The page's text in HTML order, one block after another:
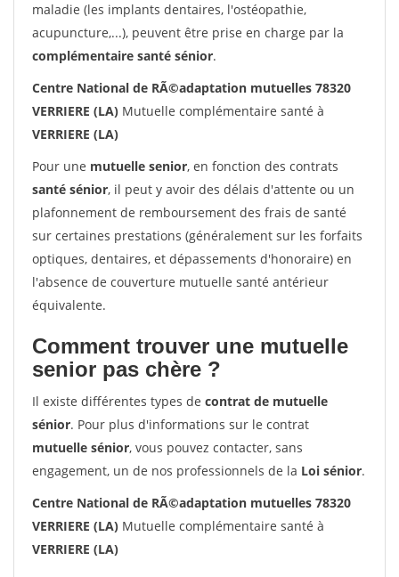
maladie (les implants dentaires, l'ostéopathie,
acupuncture,...), peuvent être prise en charge par la
complémentaire santé sénior.
Centre National de RÃ©adaptation mutuelles 78320
VERRIERE (LA) Mutuelle complémentaire santé à
VERRIERE (LA)
Pour une mutuelle senior, en fonction des contrats
santé sénior, il peut y avoir des délais d'attente ou un
plafonnement de remboursement des frais de santé
sur certaines prestations (généralement sur les forfaits
optiques, dentaires, et dépassements d'honoraire) en
l'absence de couverture mutuelle santé antérieur
équivalente.
Comment trouver une mutuelle
senior pas chère ?
Il existe différentes types de contrat de mutuelle
sénior. Pour plus d'informations sur le contrat
mutuelle sénior, vous pouvez contacter, sans
engagement, un de nos professionnels de la Loi sénior.
Centre National de RÃ©adaptation mutuelles 78320
VERRIERE (LA) Mutuelle complémentaire santé à
VERRIERE (LA)